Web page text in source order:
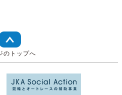
のトップへ